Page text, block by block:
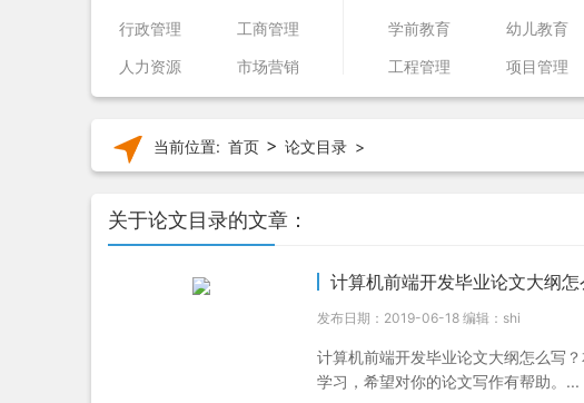
行政管理
工商管理
人力资源
市场营销
学前教育
幼儿教育
工程管理
项目管理
当前位置: 首页 > 论文目录 >
关于论文目录的文章：
计算机前端开发毕业论文大纲
发布日期：2019-06-18 编辑：shi
计算机前端开发毕业论文大纲怎么写
学习，希望对你的论文写作有帮助。...